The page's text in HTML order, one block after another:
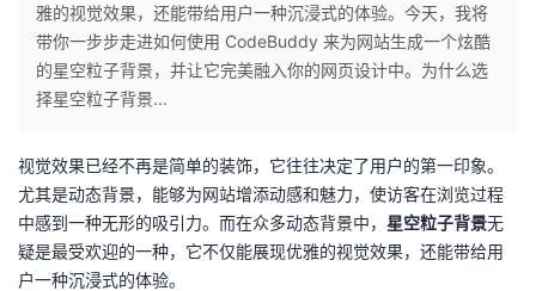
人
主
页
我
的
开
发
者
雅的视觉效果，还能带给用户一种沉浸式的体验。今天，我将
带你一步步走进如何使用 CodeBuddy 来为网站生成一个炫酷
的星空粒子背景，并让它完美融入你的网页设计中。为什么选
择星空粒子背景...
视觉效果已经不再是简单的装饰，它往往决定了用户的第一印象。
尤其是动态背景，能够为网站增添动感和魅力，使访客在浏览过程
中感到一种无形的吸引力。而在众多动态背景中， 星空粒子背景无
疑是最受欢迎的一种，它不仅能展现优雅的视觉效果，还能带给用
户一种沉浸式的体验。